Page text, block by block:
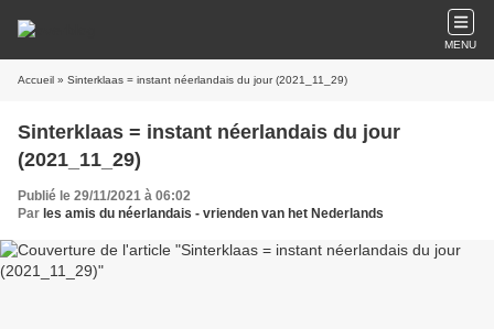
MENU
Accueil » Sinterklaas = instant néerlandais du jour (2021_11_29)
Sinterklaas = instant néerlandais du jour
(2021_11_29)
Publié le 29/11/2021 à 06:02
Par les amis du néerlandais - vrienden van het Nederlands